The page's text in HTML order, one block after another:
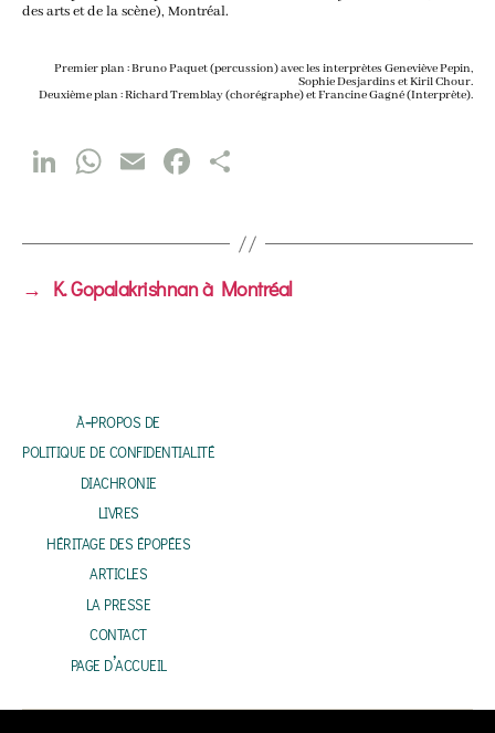
des arts et de la scène), Montréal.
Pre­mier plan : Bru­no Paquet (per­cus­sion) avec les inter­prètes Gene­viève Pepin,
Sophie Des­jar­dins et Kiril Chour.
Deuxième plan : Richard Trem­blay (cho­ré­graphe) et Fran­cine Gagné (Inter­prète).
Li
ke
n
W
at
p
E
ai
Fa
b
k
ta
ge
r
→ K. Gopalakrishnan à Montréal
à‑propos de
politique de confidentialité
diachronie
livres
héritage des épopées
articles
la presse
contact
page d’accueil